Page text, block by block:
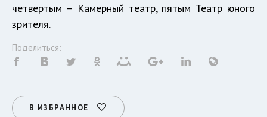
четвертым – Камерный театр, пятым Театр юного
зрителя.
Поделиться:
В ИЗБРАННОЕ